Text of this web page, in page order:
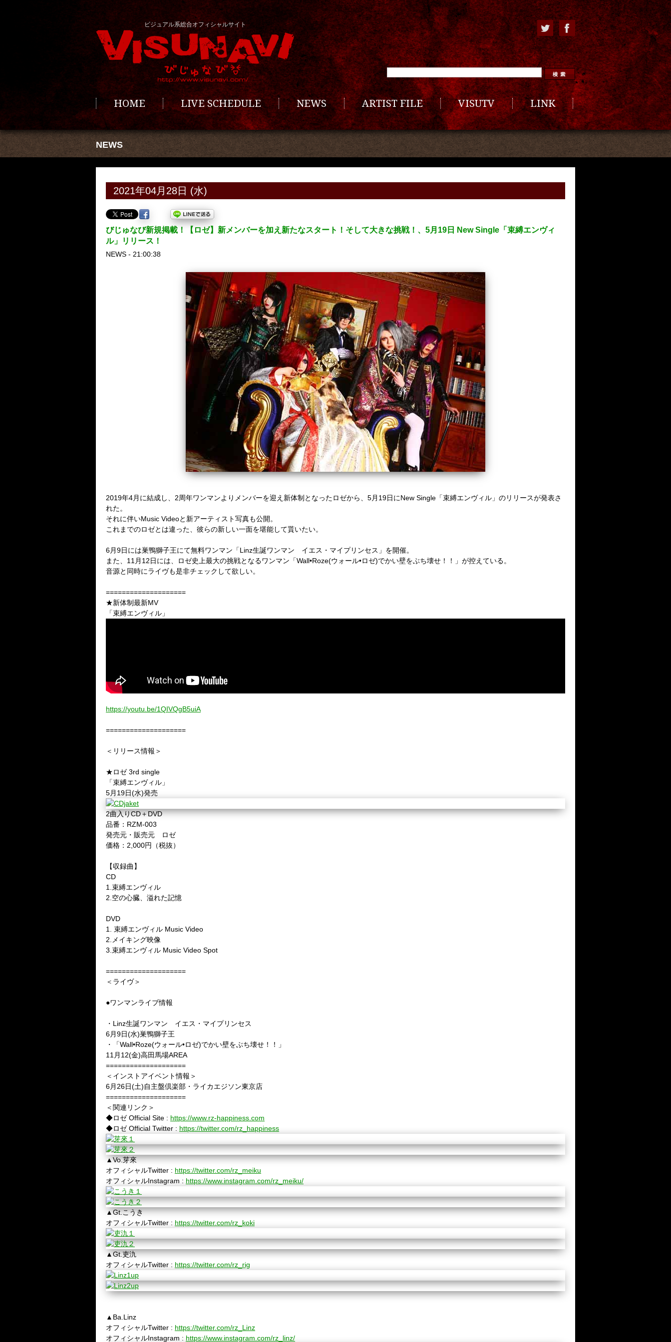
ビジュアル系総合オフィシャルサイト
HOME LIVE SCHEDULE NEWS ARTIST FILE VISUTV LINK
NEWS
2021年04月28日 (水)
びじゅなび新規掲載！【ロゼ】新メンバーを加え新たなスタート！そして大きな挑戦！、5月19日 New Single「束縛エンヴィ
ル」リリース！
NEWS - 21:00:38
2019年4月に結成し、2周年ワンマンよりメンバーを迎え新体制となったロゼから、5月19日にNew Single「束縛エンヴィル」のリリースが発表さ
れた。
それに伴いMusic Videoと新アーティスト写真も公開。
これまでのロゼとは違った、彼らの新しい一面を堪能して貰いたい。
6月9日には巣鴨獅子王にて無料ワンマン「Linz生誕ワンマン イエス・マイプリンセス」を開催。
また、11月12日には、ロゼ史上最大の挑戦となるワンマン「Wall•Roze(ウォール•ロゼ)でかい壁をぶち壊せ！！」が控えている。
音源と同時にライヴも是非チェックして欲しい。
====================
★新体制最新MV
「束縛エンヴィル」
https://youtu.be/1QIVQgB5uiA
====================
＜リリース情報＞
★ロゼ 3rd single
「束縛エンヴィル」
5月19日(水)発売
2曲入りCD＋DVD
品番：RZM-003
発売元・販売元 ロゼ
価格：2,000円（税抜）
【収録曲】
CD
1.束縛エンヴィル
2.空の心臓、溢れた記憶
DVD
1. 束縛エンヴィル Music Video
2.メイキング映像
3.束縛エンヴィル Music Video Spot
====================
＜ライヴ＞
●ワンマンライブ情報
・Linz生誕ワンマン イエス・マイプリンセス
6月9日(水)巣鴨獅子王
・「Wall•Roze(ウォール•ロゼ)でかい壁をぶち壊せ！！」
11月12(金)高田馬場AREA
====================
＜インストアイベント情報＞
6月26日(土)自主盤倶楽部・ライカエジソン東京店
====================
＜関連リンク＞
◆ロゼ Official Site : https://www.rz-happiness.com​
◆ロゼ Official Twitter : https://twitter.com/rz_happiness​
▲Vo.芽來
オフィシャルTwitter : https://twitter.com/rz_meiku​
オフィシャルInstagram : https://www.instagram.com/rz_meiku/​​
▲Gt.こうき
オフィシャルTwitter : https://twitter.com/rz_koki​
▲Gt.吏氿
オフィシャルTwitter : https://twitter.com/rz_rig​
▲Ba.Linz
オフィシャルTwitter : https://twitter.com/rz_Linz​
オフィシャルInstagram : https://www.instagram.com/rz_linz/​​